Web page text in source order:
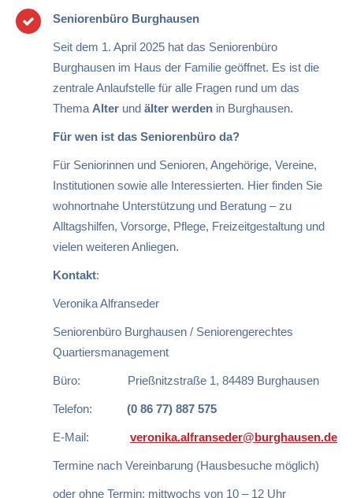
Seniorenbüro Burghausen
Seit dem 1. April 2025 hat das Seniorenbüro
Burghausen im Haus der Familie geöffnet. Es ist die
zentrale Anlaufstelle für alle Fragen rund um das
Thema Alter und älter werden in Burghausen.
Für wen ist das Seniorenbüro da?
Für Seniorinnen und Senioren, Angehörige, Vereine,
Institutionen sowie alle Interessierten. Hier finden Sie
wohnortnahe Unterstützung und Beratung – zu
Alltagshilfen, Vorsorge, Pflege, Freizeitgestaltung und
vielen weiteren Anliegen.
Kontakt:
Veronika Alfranseder
Seniorenbüro Burghausen / Seniorengerechtes
Quartiersmanagement
Büro: Prießnitzstraße 1, 84489 Burghausen
Telefon: (0 86 77) 887 575
E-Mail: veronika.alfranseder@burghausen.de
Termine nach Vereinbarung (Hausbesuche möglich)
oder ohne Termin: mittwochs von 10 – 12 Uhr